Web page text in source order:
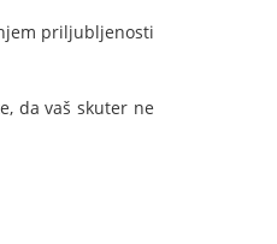
priljubljenosti
da vaš skuter ne